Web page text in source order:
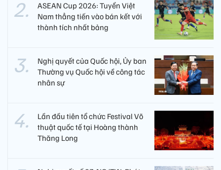
ASEAN Cup 2026: Tuyển Việt
Nam thẳng tiến vào bán kết với
thành tích nhất bảng
Nghị quyết của Quốc hội, Ủy ban
Thường vụ Quốc hội về công tác
nhân sự
Lần đầu tiên tổ chức Festival Võ
thuật quốc tế tại Hoàng thành
Thăng Long